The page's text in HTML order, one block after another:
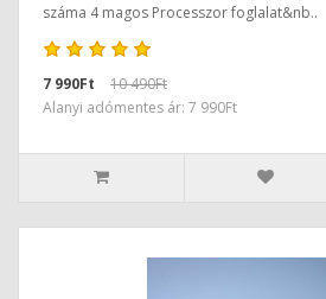
száma 4 magos Processzor foglalat&nb..
7 990Ft
10 490Ft
Alanyi adómentes ár: 7 990Ft